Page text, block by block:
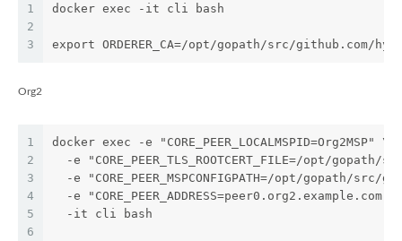
1
2
3
docker exec -it cli bash
export ORDERER_CA=/opt/gopath/src/
Org2
1
2
3
4
5
6
docker exec -e "CORE_PEER_LOCALMSPID=Org2MSP" \
-e "CORE_PEER_TLS_ROOTCERT_FILE=/opt/gopath/
-e "CORE_PEER_MSPCONFIGPATH=/opt/gopath/src/
-e
  -it cli bash